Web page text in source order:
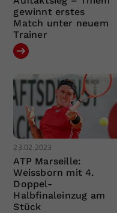
gewinnt erstes
Match unter neuem
Trainer
23.02.2023
ATP Marseille:
Weissborn mit 4.
Doppel-
Halbfinaleinzug am
Stück